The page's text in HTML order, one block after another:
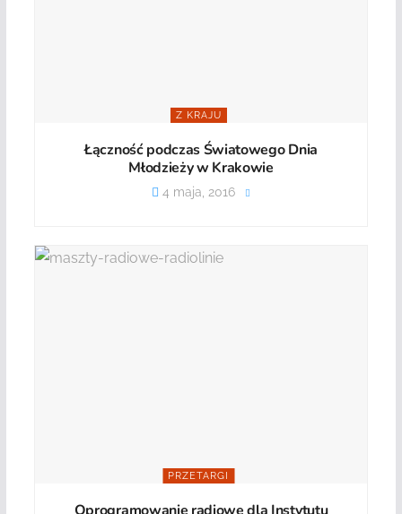
Z KRAJU
Łączność podczas Światowego Dnia
Młodzieży w Krakowie
4 maja, 2016
PRZETARGI
Oprogramowanie radiowe dla Instytutu